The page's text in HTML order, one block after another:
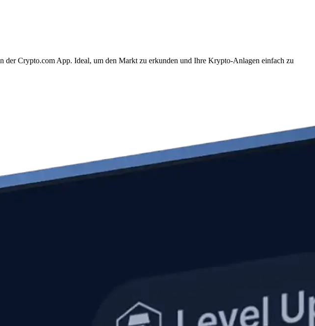
Crypto.com App. Ideal, um den Markt zu erkunden und Ihre Krypto-Anlagen einfach zu